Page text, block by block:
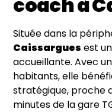
Située dans la
Caissargues est
accueillante. Avec
habitants, elle
stratégique, proche
minutes de la gare